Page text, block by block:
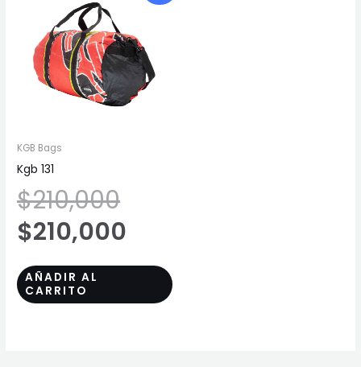
KGB Bags
Kgb 131
$210,000
precio
original
era:
$210,000
actual
es:
AÑADIR AL
CARRITO